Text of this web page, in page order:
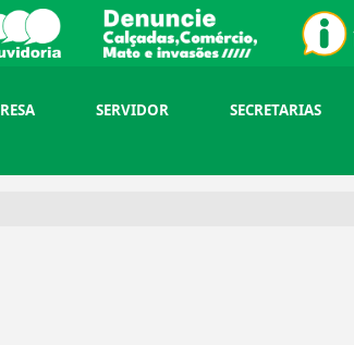
SERVIDOR SECRETARIAS